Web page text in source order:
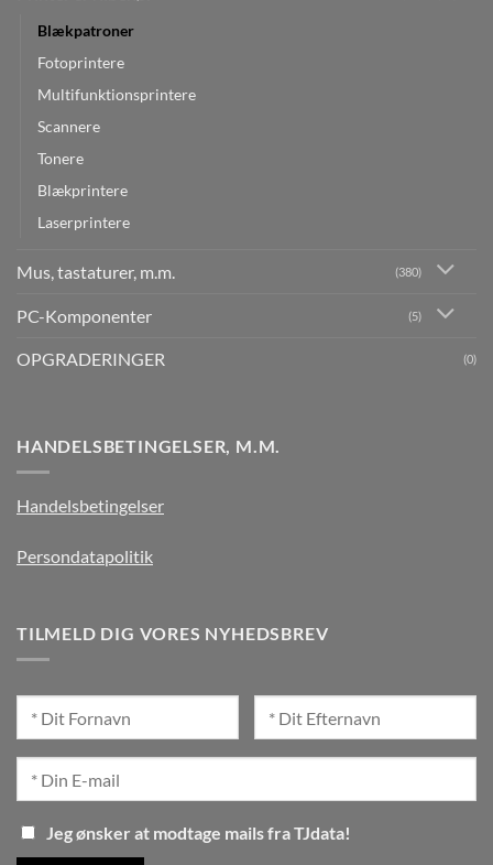
Blækpatroner
Fotoprintere
Multifunktionsprintere
Scannere
Tonere
Blækprintere
Laserprintere
Mus, tastaturer, m.m. (380)
PC-Komponenter (5)
OPGRADERINGER (0)
HANDELSBETINGELSER, M.M.
Handelsbetingelser
Persondatapolitik
TILMELD DIG VORES NYHEDSBREV
Jeg ønsker at modtage mails fra TJdata!